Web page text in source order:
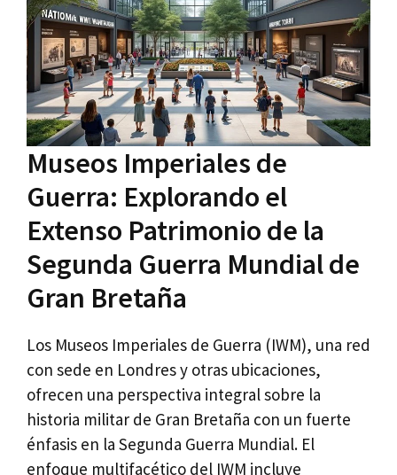
Museos Imperiales de
Guerra: Explorando el
Extenso Patrimonio de la
Segunda Guerra Mundial de
Gran Bretaña
Los Museos Imperiales de Guerra (IWM), una red
con sede en Londres y otras ubicaciones,
ofrecen una perspectiva integral sobre la
historia militar de Gran Bretaña con un fuerte
énfasis en la Segunda Guerra Mundial. El
enfoque multifacético del IWM incluye